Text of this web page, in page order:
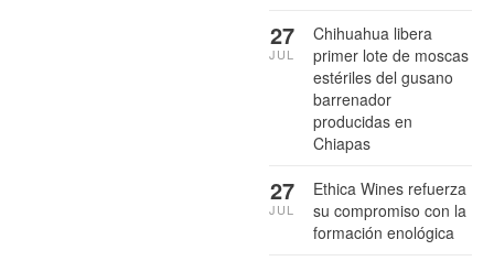
Chihuahua libera
primer lote de moscas
estériles del gusano
barrenador
producidas en
Chiapas
27
JUL
Ethica Wines refuerza
su compromiso con la
formación enológica
27
JUL